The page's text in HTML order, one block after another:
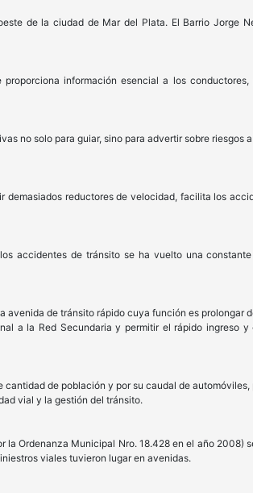
de la ciudad de Mar del Plata. El Barrio Jorge
información esencial a los
no solo para guiar, sino para advertir sobre riesgos
reductores de velocidad, facilita los
accidentes de tránsito se ha vuelto una
avenida de tránsito rápido cuya función es prolongar
a la Red Secundaria y permitir el rápido ingreso y
de población y por su caudal de automóviles,
vial y la gestión del tránsito.
Ordenanza Municipal Nro. 18.428 en el año 2008)
viales tuvieron lugar en avenidas.